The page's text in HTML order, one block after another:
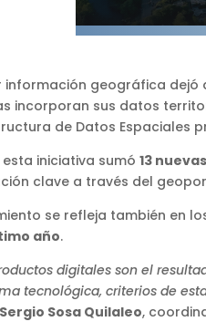
información geográfica dejó
incorporan sus datos
de Datos Espaciales
esta iniciativa sumó 13
clave a través del
se refleja también en
año.
digitales son el
tecnológica, criterios de
Sergio Sosa Quilaleo,